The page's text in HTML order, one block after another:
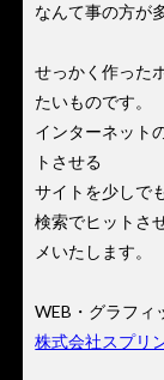
なんて事の方が
せっかく作った
たいものです。
インターネット
トさせる
サイトを少しで
検索でヒットさ
メいたします。
WEB・グラフィ
株式会社スプリ